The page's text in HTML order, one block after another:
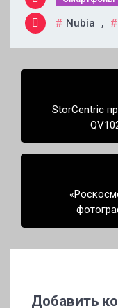
Nubia ,
Навигация
записямStorCentric
Добавить